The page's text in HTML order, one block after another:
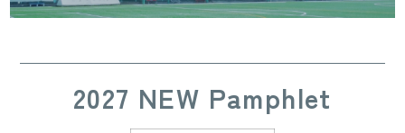
2027 NEW Pamphlet